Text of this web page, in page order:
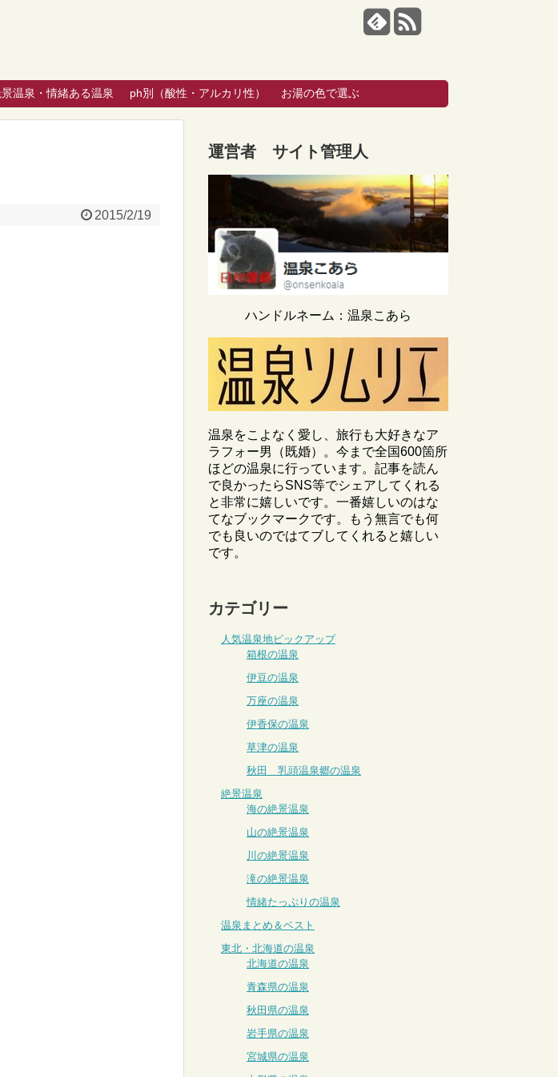
温泉・情緒ある温泉 ph別（酸性・アルカリ性） お湯の色で選ぶ
2015/2/19
運営者 サイト管理人
ハンドルネーム：温泉こあら
温泉をこよなく愛し、旅行も大好きなア
ラフォー男（既婚）。今まで全国600箇所
ほどの温泉に行っています。記事を読ん
で良かったらSNS等でシェアしてくれる
と非常に嬉しいです。一番嬉しいのはな
てなブックマークです。もう無言でも何
でも良いのではてブしてくれると嬉しい
です。
カテゴリー
人気温泉地ピックアップ
箱根の温泉
伊豆の温泉
万座の温泉
伊香保の温泉
草津の温泉
秋田 乳頭温泉郷の温泉
絶景温泉
海の絶景温泉
山の絶景温泉
川の絶景温泉
滝の絶景温泉
情緒たっぷりの温泉
温泉まとめ＆ベスト
東北・北海道の温泉
北海道の温泉
青森県の温泉
秋田県の温泉
岩手県の温泉
宮城県の温泉